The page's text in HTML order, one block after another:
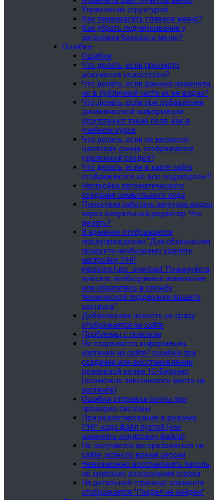
Управление структурой
Как перекрасить главное меню?
Как убрать подчеркивание у
заголовка бокового меню?
Ошибки
Ошибки
Что делать, если просмотр
документа недоступен?
Что делать, если данные изменяли,
но в публичной части их не видно?
Что делать, если при добавлении
динамической информации
отсутствуют такие поля, как в
учебном курсе
Что делать, если не меняется
цветовая схема, отображается
удаленный раздел?
Что делать, если в карте сайта
отображаются не все подразделы?
Настройка автоматического
создания символьного кода
Перестала работать загрузка видео
через визуальный редактор. Что
делать?
В админке отображается
предупреждение "Для обновления
продукта необходимо удалить
настройку PHP
mbstring.func_overload. Пожалуйста,
внесите необходимые изменения
или обратитесь в службу
технической поддержки вашего
хостинга."
Добавленная новость не сразу
отображается на сайте
Проблемы с поиском
Не сохраняется информация,
картинки на сайте? ошибки при
создании или восстановлении
резервной копии 1С-Битрикс
(возможно закончилось место на
хостинге)
Ошибки отправки почты при
проверке системы
При редактировании в режиме
PHP-кода файл пустой (как
изменить кодировку файла)
Не получается авторизоваться на
сайте, истекло время сессии
Невозможно восстановить пароль,
не приходит контрольная строка
На детальной странице элемента
отображается "Раздел не найден"